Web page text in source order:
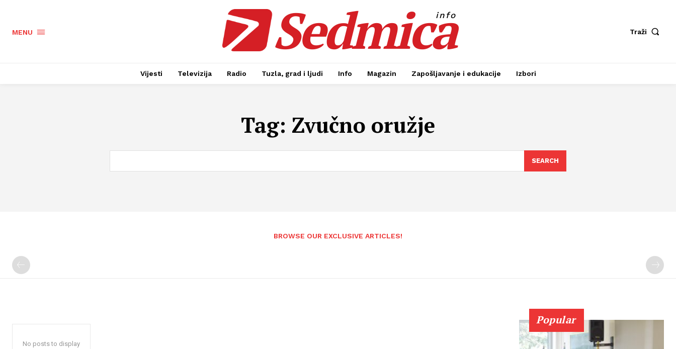
MENU Sedmica
info
Traži
Vijesti Televizija Radio Tuzla, grad i ljudi Info Magazin Zapošljavanje i edukacije Izbori
Tag: Zvučno oružje
SEARCH
BROWSE OUR EXCLUSIVE ARTICLES!
No posts to display
Popular